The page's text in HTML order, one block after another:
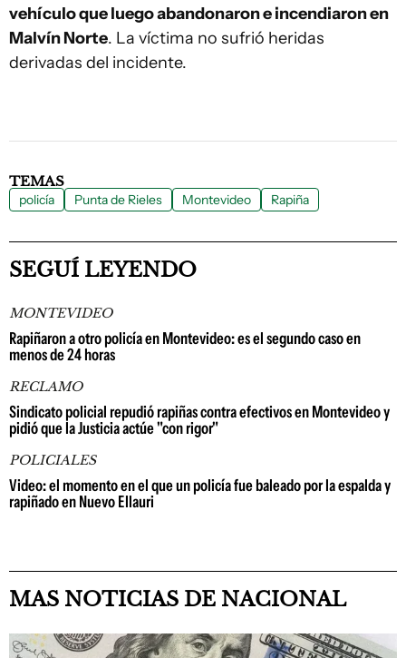
vehículo que luego abandonaron e incendiaron en
Malvín Norte. La víctima no sufrió heridas
derivadas del incidente.
TEMAS
policía Punta de Rieles Montevideo Rapiña
SEGUÍ LEYENDO
MONTEVIDEO
Rapiñaron a otro policía en Montevideo: es el segundo caso en
menos de 24 horas
RECLAMO
Sindicato policial repudió rapiñas contra efectivos en Montevideo y
pidió que la Justicia actúe "con rigor"
POLICIALES
Video: el momento en el que un policía fue baleado por la espalda y
rapiñado en Nuevo Ellauri
MAS NOTICIAS DE NACIONAL